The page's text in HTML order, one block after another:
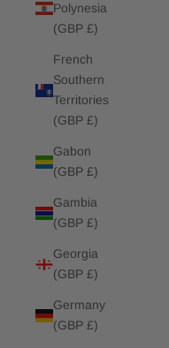
Polynesia
(GBP £)
French
Southern
Territories
(GBP £)
Gabon
(GBP £)
Gambia
(GBP £)
Georgia
(GBP £)
Germany
(GBP £)